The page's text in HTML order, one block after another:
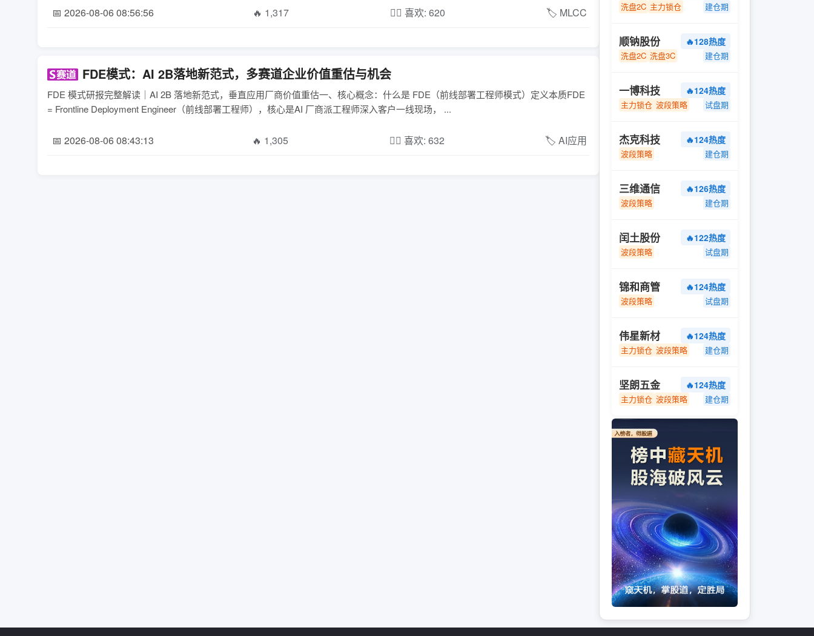
📅 2026-08-06 08:56:56 🔥 1,317 ❤️‍🔥 喜欢: 620 🏷️ MLCC
FDE模式：AI 2B落地新范式，多赛道企业价值重估与机会
FDE 模式研报完整解读｜AI 2B 落地新范式，垂直应用厂商价值重估一、核心概念：什么是 FDE（前线部署工程师模式）定义本质FDE
= Frontline Deployment Engineer（前线部署工程师），核心是AI 厂商派工程师深入客户一线现场， ...
📅 2026-08-06 08:43:13 🔥 1,305 ❤️‍🔥 喜欢: 632 🏷️ AI应用
洗盘2C 主力锁仓 建仓期
顺钠股份 🔥128热度
洗盘2C 洗盘3C 建仓期
一博科技 🔥124热度
主力锁仓 波段策略 试盘期
杰克科技 🔥124热度
波段策略 建仓期
三维通信 🔥126热度
波段策略 建仓期
闰土股份 🔥122热度
波段策略 试盘期
锦和商管 🔥124热度
波段策略 试盘期
伟星新材 🔥124热度
主力锁仓 波段策略 建仓期
坚朗五金 🔥124热度
主力锁仓 波段策略 建仓期